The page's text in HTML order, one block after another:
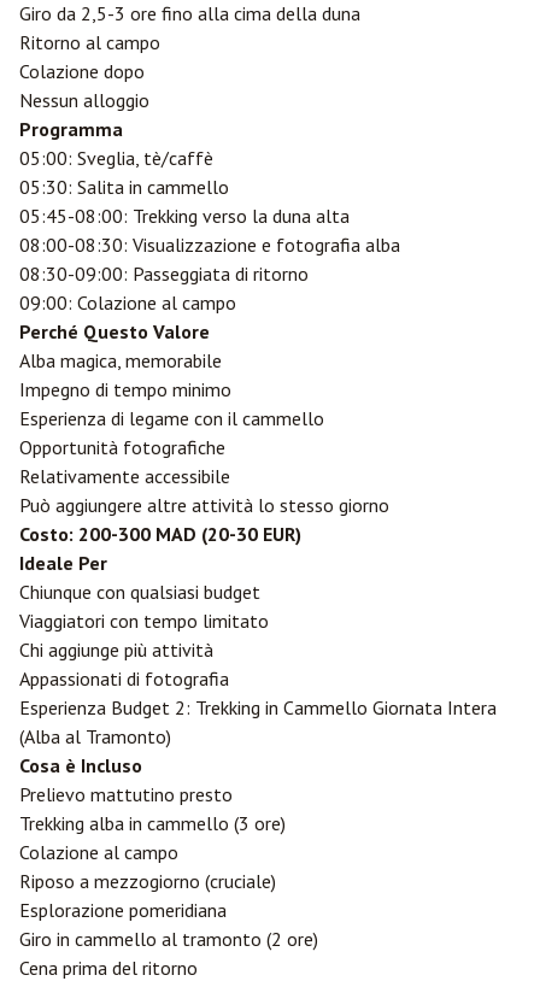
Giro da 2,5-3 ore fino alla cima della duna
Ritorno al campo
Colazione dopo
Nessun alloggio
Programma
05:00: Sveglia, tè/caffè
05:30: Salita in cammello
05:45-08:00: Trekking verso la duna alta
08:00-08:30: Visualizzazione e fotografia alba
08:30-09:00: Passeggiata di ritorno
09:00: Colazione al campo
Perché Questo Valore
Alba magica, memorabile
Impegno di tempo minimo
Esperienza di legame con il cammello
Opportunità fotografiche
Relativamente accessibile
Può aggiungere altre attività lo stesso giorno
Costo: 200-300 MAD (20-30 EUR)
Ideale Per
Chiunque con qualsiasi budget
Viaggiatori con tempo limitato
Chi aggiunge più attività
Appassionati di fotografia
Esperienza Budget 2: Trekking in Cammello Giornata Intera
(Alba al Tramonto)
Cosa è Incluso
Prelievo mattutino presto
Trekking alba in cammello (3 ore)
Colazione al campo
Riposo a mezzogiorno (cruciale)
Esplorazione pomeridiana
Giro in cammello al tramonto (2 ore)
Cena prima del ritorno